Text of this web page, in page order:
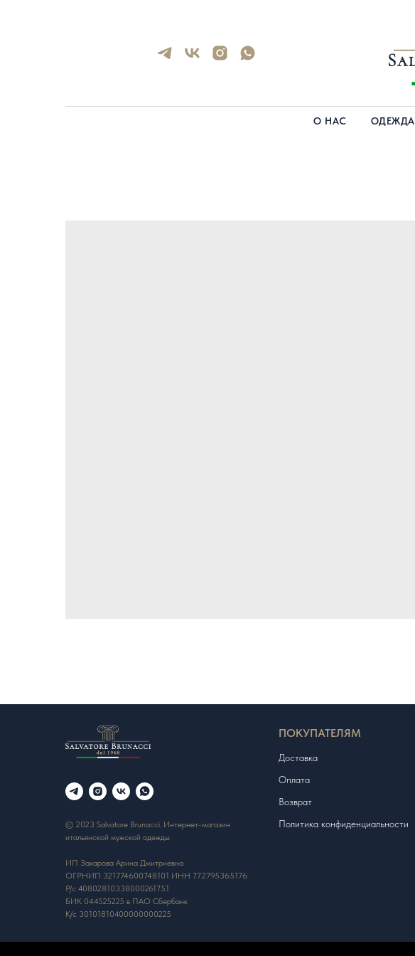
О НАС ОДЕЖДА
© 2023 Salvatore Brunacci. Интернет-магазин
итальянской мужской одежды
ИП Захарова Арина Дмитриевна
ОГРНИП 321774600748101 ИНН 772795365176
Р/с 40802810338000261751
БИК 044525225 в ПАО Сбербанк
К/с 30101810400000000225
ПОКУПАТЕЛЯМ
Доставка
Оплата
Возврат
Политика конфиденциальности